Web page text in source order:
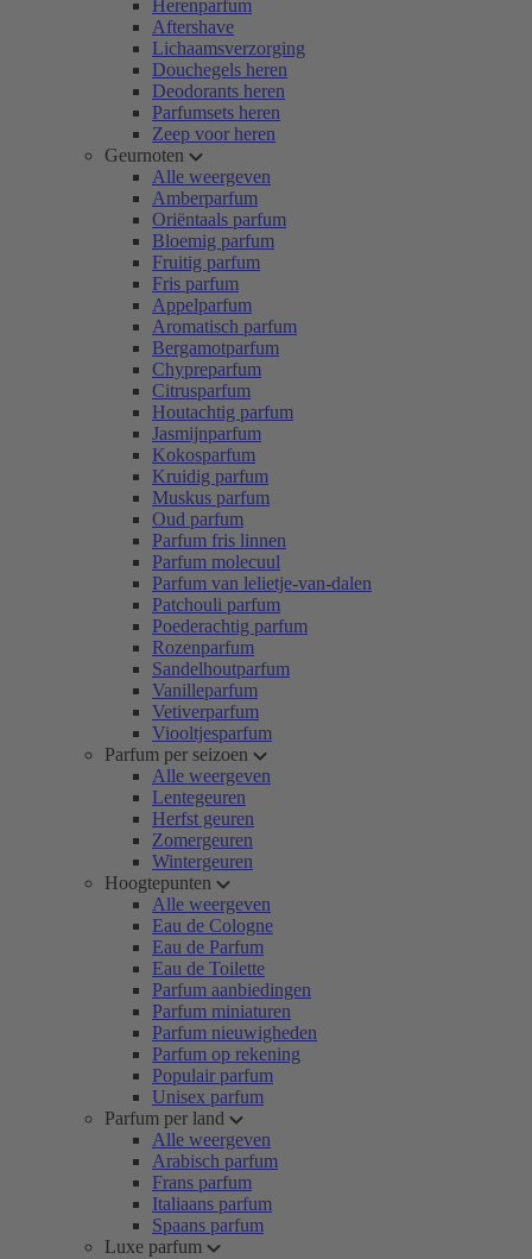
Herenparfum
Aftershave
Lichaamsverzorging
Douchegels heren
Deodorants heren
Parfumsets heren
Zeep voor heren
Geurnoten
Alle weergeven
Amberparfum
Oriëntaals parfum
Bloemig parfum
Fruitig parfum
Fris parfum
Appelparfum
Aromatisch parfum
Bergamotparfum
Chypreparfum
Citrusparfum
Houtachtig parfum
Jasmijnparfum
Kokosparfum
Kruidig parfum
Muskus parfum
Oud parfum
Parfum fris linnen
Parfum molecuul
Parfum van lelietje-van-dalen
Patchouli parfum
Poederachtig parfum
Rozenparfum
Sandelhoutparfum
Vanilleparfum
Vetiverparfum
Viooltjesparfum
Parfum per seizoen
Alle weergeven
Lentegeuren
Herfst geuren
Zomergeuren
Wintergeuren
Hoogtepunten
Alle weergeven
Eau de Cologne
Eau de Parfum
Eau de Toilette
Parfum aanbiedingen
Parfum miniaturen
Parfum nieuwigheden
Parfum op rekening
Populair parfum
Unisex parfum
Parfum per land
Alle weergeven
Arabisch parfum
Frans parfum
Italiaans parfum
Spaans parfum
Luxe parfum